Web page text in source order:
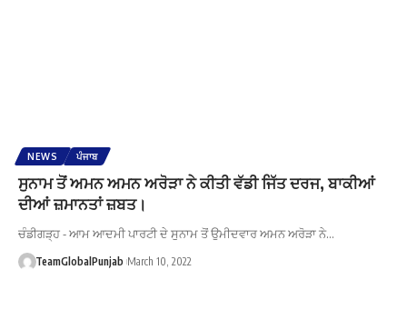
NEWS ਪੰਜਾਬ
ਸੁਨਾਮ ਤੋਂ ਅਮਨ ਅਮਨ ਅਰੋੜਾ ਨੇ ਕੀਤੀ ਵੱਡੀ ਜਿੱਤ ਦਰਜ, ਬਾਕੀਆਂ
ਦੀਆਂ ਜ਼ਮਾਨਤਾਂ ਜ਼ਬਤ।
ਚੰਡੀਗੜ੍ਹ - ਆਮ ਆਦਮੀ ਪਾਰਟੀ ਦੇ ਸੁਨਾਮ ਤੋਂ ਉਮੀਦਵਾਰ ਅਮਨ ਅਰੋੜਾ ਨੇ…
TeamGlobalPunjab March 10, 2022